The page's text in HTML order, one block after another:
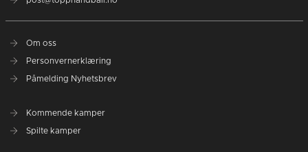
Om oss
Personvernerklæring
Påmelding Nyhetsbrev
Kommende kamper
Spilte kamper